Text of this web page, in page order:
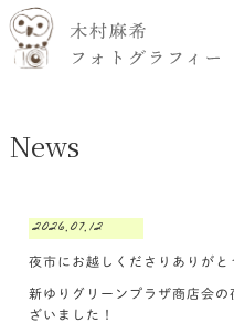
News
2026.07.12
夜市にお越しくださりありがと
新ゆりグリーンプラザ商店会
ざいました！